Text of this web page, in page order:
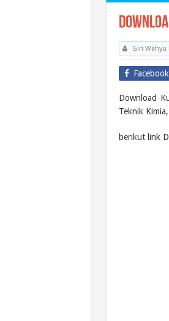
Giri Wahyu
Facebook
Download
Teknik Kimia,
berikut link